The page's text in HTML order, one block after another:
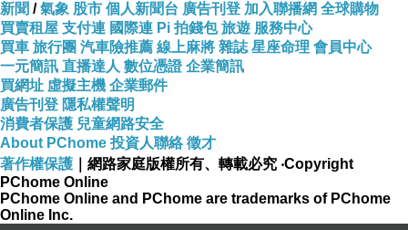
巧妙烹製的雞肉，細嫩滑順的肉質，毫無羶腥與纖維感，結合泰式檸檬
清香，酸酸甜甜的口感馥郁動人，給人果香與香料
新聞 /氣象 股市 個人新聞台 廣告刊登 加入聯播網 全球購物
買賣租屋 支付連 國際連 Pi 拍錢包 旅遊 服務中心
買車 旅行團 汽車險推薦 線上麻將 雜誌 星座命理 會員中心
一元簡訊 直播達人 數位憑證 企業簡訊
買網址 虛擬主機 企業郵件
廣告刊登 隱私權聲明
消費者保護 兒童網路安全
About PChome 投資人聯絡 徵才
著作權保護 ｜網路家庭版權所有、轉載必究 ‧Copyright
PChome Online
PChome Online and PChome are trademarks of PChome
Online Inc.